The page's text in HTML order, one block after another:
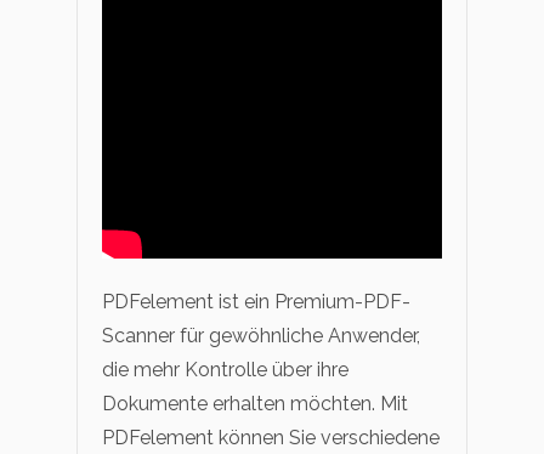
PDFelement ist ein Premium-PDF-
Scanner für gewöhnliche Anwender,
die mehr Kontrolle über ihre
Dokumente erhalten möchten. Mit
PDFelement können Sie verschiedene